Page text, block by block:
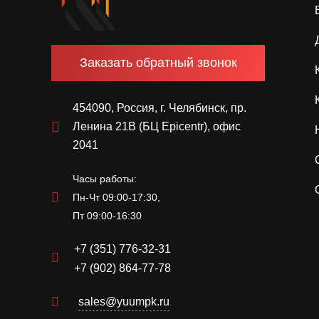
Заказать обратный звонок
454090, Россия, г. Челябинск, пр.
Ленина 21В (БЦ Epicentr), офис
2041
Часы работы:
Пн-Чт 09:00-17:30,
Пт 09:00-16:30
+7 (351) 776-32-31
+7 (902) 864-77-78
sales@yuumpk.ru